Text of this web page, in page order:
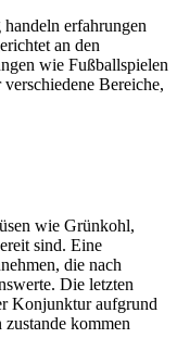
erfahrungen
an den
wie Fußballspielen
Bereiche,
wie Grünkohl,
sind. Eine
die nach
Die letzten
Konjunktur aufgrund
kommen